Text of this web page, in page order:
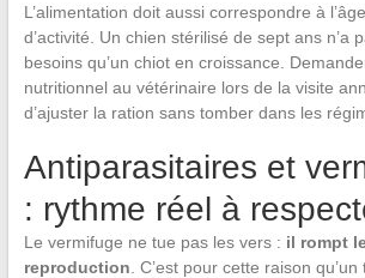
L’alimentation doit aussi correspondre à
d’activité. Un chien stérilisé de sept ans n’a
besoins qu’un chiot en croissance.
nutritionnel au vétérinaire lors de la visite
d’ajuster la ration sans tomber dans les
Antiparasitaires et
: rythme réel à
Le vermifuge ne tue pas les vers : il rompt
reproduction . C’est pour cette raison